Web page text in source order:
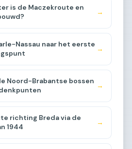
is de Maczekroute en
→
Nassau naar het eerste
→
Noord-Brabantse bossen
→
richting Breda via de
1944
→